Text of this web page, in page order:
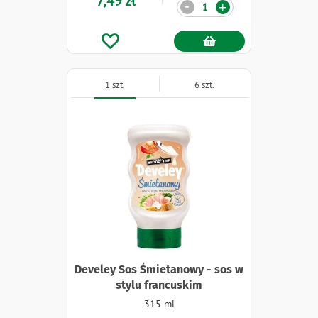
Ilość +
-
Develey Sos Śmietanowy - sos w
stylu francuskim
315 ml
1 szt. 6 szt.